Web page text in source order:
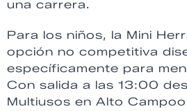
una carrera.
Para los niños, la Mini
opción no competitiva
específicamente para
Con salida a las 13:00
Multiusos en Alto